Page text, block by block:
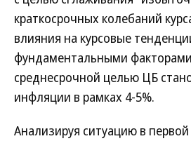
краткосрочных колебаний
влияния на курсовые
фундаментальными
среднесрочной целью ЦБ
инфляции в рамках 4-5%.
Анализируя ситуацию в